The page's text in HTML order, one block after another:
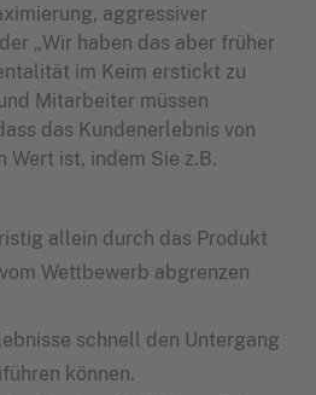
aggressiver
„Wir haben das aber früher
im Keim erstickt zu
Mitarbeiter müssen
das Kundenerlebnis von
Wert ist, indem Sie z.B.
allein durch das Produkt
Wettbewerb abgrenzen
schnell den Untergang
können.